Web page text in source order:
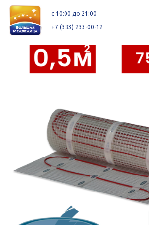
+7 (383) 233-00-12
c 10:00 до 21:00
Как добраться Сервисы
Схемы этажей Новоселам
+7 (383) 233-00-12
c 10:00 до 21:00